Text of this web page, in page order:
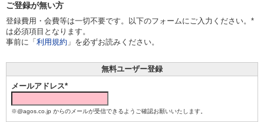
ご登録が無い方
登録費用・会費等は一切不要です。以下のフォームにご入力ください。*
は必須項目となります。
事前に「 利用規約 」を必ずお読みください。
無料ユーザー登録
メールアドレス*
※@agos.co.jp からのメールが受信できるようご確認お願いいたします。